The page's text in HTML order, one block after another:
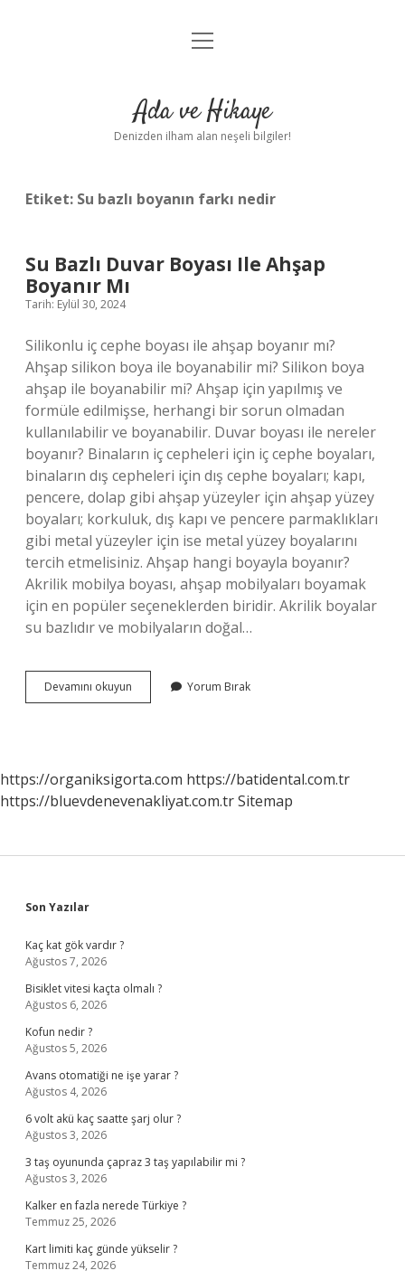
Anasayfa
Yasal Uyarı
menüyü
Ada ve Hikaye
Denizden ilham alan neşeli bilgiler!
Etiket: Su bazlı boyanın farkı nedir
Su Bazlı Duvar Boyası Ile Ahşap
Boyanır Mı
Tarih: Eylül 30, 2024
Silikonlu iç cephe boyası ile ahşap boyanır mı?
Ahşap silikon boya ile boyanabilir mi? Silikon boya
ahşap ile boyanabilir mi? Ahşap için yapılmış ve
formüle edilmişse, herhangi bir sorun olmadan
kullanılabilir ve boyanabilir. Duvar boyası ile nereler
boyanır? Binaların iç cepheleri için iç cephe boyaları,
binaların dış cepheleri için dış cephe boyaları; kapı,
pencere, dolap gibi ahşap yüzeyler için ahşap yüzey
boyaları; korkuluk, dış kapı ve pencere parmaklıkları
gibi metal yüzeyler için ise metal yüzey boyalarını
tercih etmelisiniz. Ahşap hangi boyayla boyanır?
Akrilik mobilya boyası, ahşap mobilyaları boyamak
için en popüler seçeneklerden biridir. Akrilik boyalar
su bazlıdır ve mobilyaların doğal…
Devamını okuyun
Bazlı
Boyanır
Mı
Yorum Bırak
https://organiksigorta.com https://batidental.com.tr
https://bluevdenevenakliyat.com.trSitemap
Sidebar
Son Yazılar
Kaç kat gök vardır ?
Ağustos 7, 2026
Bisiklet vitesi kaçta olmalı ?
Ağustos 6, 2026
Kofun nedir ?
Ağustos 5, 2026
Avans otomatiği ne işe yarar ?
Ağustos 4, 2026
6 volt akü kaç saatte şarj olur ?
Ağustos 3, 2026
3 taş oyununda çapraz 3 taş yapılabilir mi ?
Ağustos 3, 2026
Kalker en fazla nerede Türkiye ?
Temmuz 25, 2026
Kart limiti kaç günde yükselir ?
Temmuz 24, 2026